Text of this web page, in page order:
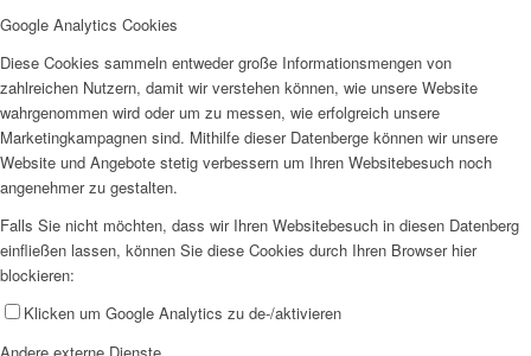
Google Analytics Cookies
Diese Cookies sammeln entweder große Informationsmengen von
zahlreichen Nutzern, damit wir verstehen können, wie unsere Website
wahrgenommen wird oder um zu messen, wie erfolgreich unsere
Marketingkampagnen sind. Mithilfe dieser Datenberge können wir unsere
Website und Angebote stetig verbessern um Ihren Websitebesuch noch
angenehmer zu gestalten.
Falls Sie nicht möchten, dass wir Ihren Websitebesuch in diesen Datenberg
einfließen lassen, können Sie diese Cookies durch Ihren Browser hier
blockieren:
Klicken um Google Analytics zu de-/aktivieren